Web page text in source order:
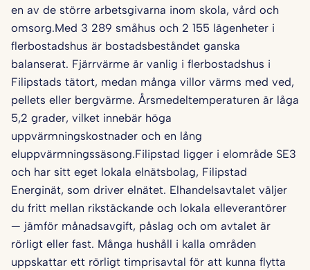
en av de större arbetsgivarna inom skola, vård och
omsorg.Med 3 289 småhus och 2 155 lägenheter i
flerbostadshus är bostadsbeståndet ganska
balanserat. Fjärrvärme är vanlig i flerbostadshus i
Filipstads tätort, medan många villor värms med ved,
pellets eller bergvärme. Årsmedeltemperaturen är låga
5,2 grader, vilket innebär höga
uppvärmningskostnader och en lång
eluppvärmningssäsong.Filipstad ligger i elområde SE3
och har sitt eget lokala elnätsbolag, Filipstad
Energinät, som driver elnätet. Elhandelsavtalet väljer
du fritt mellan rikstäckande och lokala elleverantörer
— jämför månadsavgift, påslag och om avtalet är
rörligt eller fast. Många hushåll i kalla områden
uppskattar ett rörligt timprisavtal för att kunna flytta